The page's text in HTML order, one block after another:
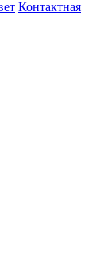
Контактная